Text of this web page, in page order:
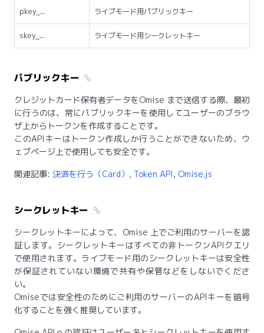
pkey_... ライブモード用パブリックキー
skey_... ライブモード用シークレットキー
パブリックキー
クレジットカード保有者データをOmise まで送信する際、最初
に行うのは、常にパブリックキーを使用してユーザーのブラウ
ザ上からトークンを作成することです。
このAPIキーはトークン作成しか行うことができないため、ウ
ェブページ上で使用しても安全です。
関連記事: 決済を行う（Card） , Token API , Omise.js
シークレットキー
シークレットキーによって、Omise 上でご利用のサーバーを認
証します。シークレットキーはすべての非トークンAPIクエリ
で使用されます。ライブモード用のシークレットキーは安全性
が保証されていない環境で共有や保管などをしないでくださ
い。
Omiseでは安全性のためにご利用のサーバーのAPIキーを暗号
化することを強く推奨しています。